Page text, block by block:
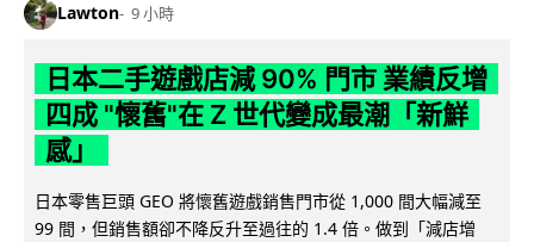
Lawton 9 小時
日本二手遊戲店減 90% 門市 業績反增
四成 "懷舊"在 Z 世代變成最潮「新鮮
感」
日本零售巨頭 GEO 將懷舊遊戲銷售門市從 1,000 間大幅減至
99 間，但銷售額卻不降反升至過往的 1.4 倍。做到「減店增